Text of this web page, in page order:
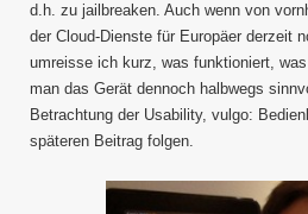
d.h. zu jailbreaken. Auch wenn von
der Cloud-Dienste für Europäer derzeit
umreisse ich kurz, was funktioniert,
man das Gerät dennoch halbwegs
Betrachtung der Usability, vulgo:
späteren Beitrag folgen.